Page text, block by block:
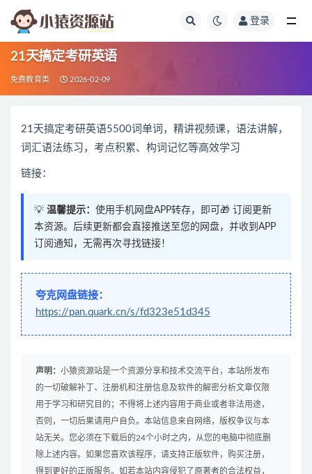
登录
21天搞定考研英语
免费教育类 2026-02-09
21天搞定考研英语5500词单词，精讲视频课，语法讲解，
词汇语法练习，考点积累、构词记忆等高效学习
链接：
💡 温馨提示： 使用手机网盘APP转存，即可🎁 订阅更新
本资源。后续更新都会直接推送至您的网盘，并收到APP
订阅通知，无需再次寻找链接！
夸克网盘链接：
https://pan.quark.cn/s/fd323e51d345
声明： 小猿资源站是一个资源分享和技术交流平台，本站所发布
的一切破解补丁、注册机和注册信息及软件的解密分析文章仅限
用于学习和研究目的；不得将上述内容用于商业或者非法用途，
否则，一切后果请用户自负。本站信息来自网络，版权争议与本
站无关。您必须在下载后的24个小时之内，从您的电脑中彻底删
除上述内容。如果您喜欢该程序，请支持正版软件，购买注册，
得到更好的正版服务。如若本站内容侵犯了原著者的合法权益，